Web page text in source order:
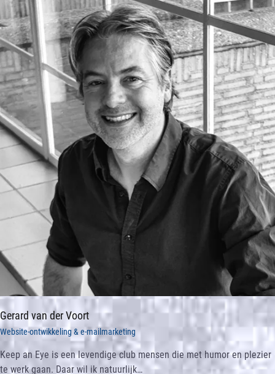
Gerard van der Voort
Website-ontwikkeling & e-mailmarketing
Keep an Eye is een levendige club mensen die met humor en plezier
te werk gaan. Daar wil ik natuurlijk…